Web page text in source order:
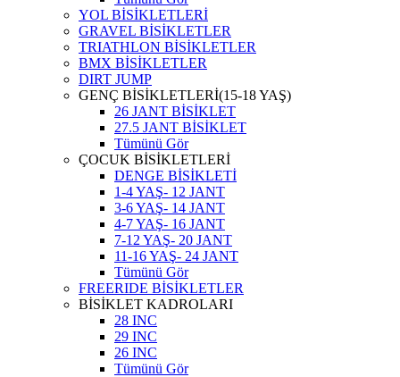
YOL BİSİKLETLERİ
GRAVEL BİSİKLETLER
TRIATHLON BİSİKLETLER
BMX BİSİKLETLER
DIRT JUMP
GENÇ BİSİKLETLERİ(15-18 YAŞ)
26 JANT BİSİKLET
27.5 JANT BİSİKLET
Tümünü Gör
ÇOCUK BİSİKLETLERİ
DENGE BİSİKLETİ
1-4 YAŞ- 12 JANT
3-6 YAŞ- 14 JANT
4-7 YAŞ- 16 JANT
7-12 YAŞ- 20 JANT
11-16 YAŞ- 24 JANT
Tümünü Gör
FREERIDE BİSİKLETLER
BİSİKLET KADROLARI
28 INC
29 INC
26 INC
Tümünü Gör